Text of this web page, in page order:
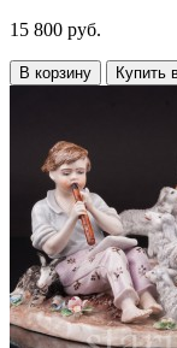
15 800 руб.
В корзину Купить